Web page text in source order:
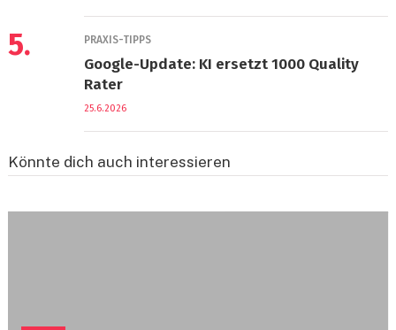
5. PRAXIS-TIPPS
Google-Update: KI ersetzt 1000 Quality
Rater
25.6.2026
Könnte dich auch interessieren